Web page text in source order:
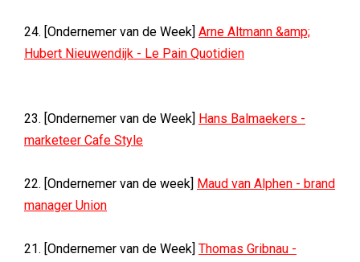
24. [Ondernemer van de Week] Arne Altmann &amp;
Hubert Nieuwendijk - Le Pain Quotidien
23. [Ondernemer van de Week] Hans Balmaekers -
marketeer Cafe Style
22. [Ondernemer van de week] Maud van Alphen - brand
manager Union
21. [Ondernemer van de Week] Thomas Gribnau -